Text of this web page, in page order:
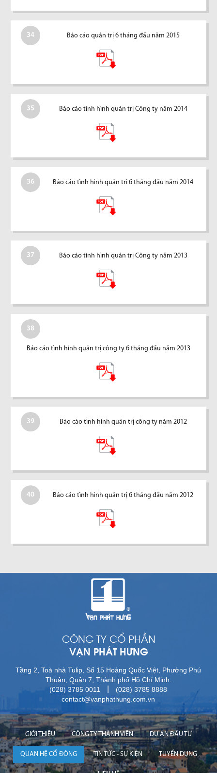
34 Báo cáo quản trị 6 tháng đầu năm 2015
35 Báo cáo tình hình quản trị Công ty năm 2014
36 Báo cáo tình hình quản tri 6 tháng đầu năm 2014
37 Báo cáo tình hình quản trị Công ty năm 2013
38
Báo cáo tình hình quản trị công ty 6 tháng đầu năm 2013
39 Báo cáo tình hình quản trị công ty năm 2012
40 Báo cáo tình hình quản trị 6 tháng đầu năm 2012
CÔNG TY CỔ PHẦN
VẠN PHÁT HƯNG
Tầng 2, Toà nhà Tulip, Số 15 Hoàng Quốc Việt, Phường Phú
Thuận, Quận 7, Thành phố Hồ Chí Minh.
(028) 3785 0011
(028) 3785 8888
contact@vanphathung.com.vn
GIỚI THIỆU CÔNG TY THÀNH VIÊN DỰ ÁN ĐẦU TƯ
QUAN HỆ CỔ ĐÔNG TIN TỨC - SỰ KIỆN TUYỂN DỤNG